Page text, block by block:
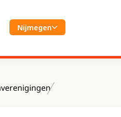
Nijmegen